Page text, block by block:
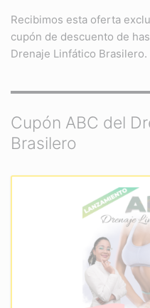
Recibimos esta oferta
cupón de descuento de
Drenaje Linfático Brasilero.
Cupón ABC del
Brasilero